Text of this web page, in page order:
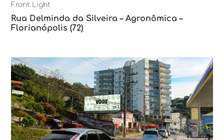
Front Light
Rua Delminda da Silveira – Agronômica –
Florianópolis (72)